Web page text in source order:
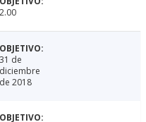
2.00
31 de
diciembre
de 2018